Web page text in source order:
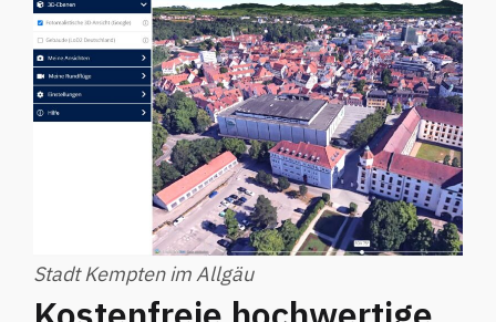
Stadt Kempten im Allgäu